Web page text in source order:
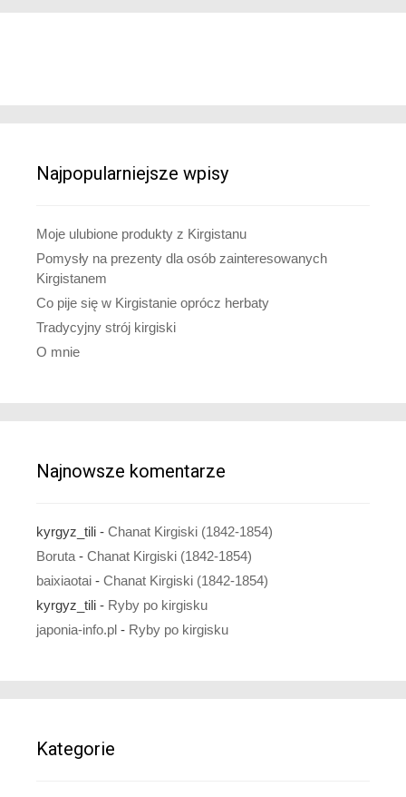
Najpopularniejsze wpisy
Moje ulubione produkty z Kirgistanu
Pomysły na prezenty dla osób zainteresowanych
Kirgistanem
Co pije się w Kirgistanie oprócz herbaty
Tradycyjny strój kirgiski
O mnie
Najnowsze komentarze
kyrgyz_tili - Chanat Kirgiski (1842-1854)
Boruta - Chanat Kirgiski (1842-1854)
baixiaotai - Chanat Kirgiski (1842-1854)
kyrgyz_tili - Ryby po kirgisku
japonia-info.pl - Ryby po kirgisku
Kategorie